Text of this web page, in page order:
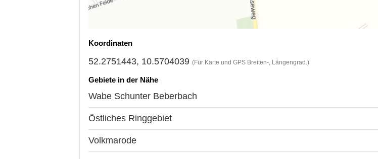
Koordinaten
52.2751443, 10.5704039 (Für Karte und GPS Breiten-, Längengrad.)
Gebiete in der Nähe
Wabe Schunter Beberbach
Östliches Ringgebiet
Volkmarode